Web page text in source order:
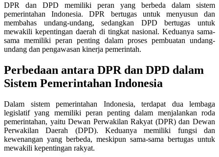
DPR dan DPD memiliki peran yang berbeda dalam sistem
pemerintahan Indonesia. DPR bertugas untuk menyusun dan
membahas undang-undang, sedangkan DPD bertugas untuk
mewakili kepentingan daerah di tingkat nasional. Keduanya sama-
sama memiliki peran penting dalam proses pembuatan undang-
undang dan pengawasan kinerja pemerintah.
Perbedaan antara DPR dan DPD dalam
Sistem Pemerintahan Indonesia
Dalam sistem pemerintahan Indonesia, terdapat dua lembaga
legislatif yang memiliki peran penting dalam menjalankan roda
pemerintahan, yaitu Dewan Perwakilan Rakyat (DPR) dan Dewan
Perwakilan Daerah (DPD). Keduanya memiliki fungsi dan
kewenangan yang berbeda, meskipun sama-sama bertugas untuk
mewakili kepentingan rakyat.